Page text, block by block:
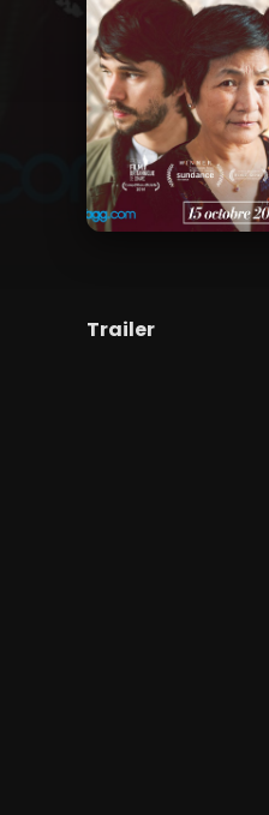
Trailer